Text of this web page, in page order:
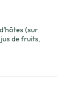
(sur
de fruits,